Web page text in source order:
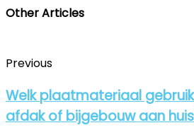
Other Articles
Previous
Welk plaatmateriaal
afdak of bijgebouw aan